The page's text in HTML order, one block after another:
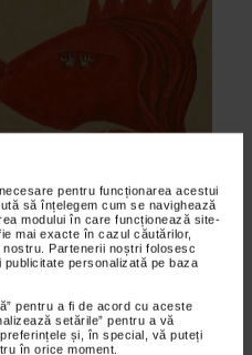
pentru funcționarea acestui
să înțelegem cum se navighează
modului în care funcționează site-
mai exacte în cazul căutărilor,
Partenerii noștri folosesc
personalizată pe baza
pentru a fi de acord cu aceste
setările” pentru a vă
și, în special, vă puteți
în orice moment.
– scenografia